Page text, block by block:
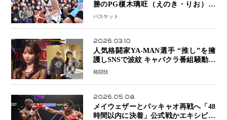
勝のPG榎木璃旺（えのき・りお）が
プロの現場へ―。
バスケット
2026.03.10
人気格闘家YA-MAN選手 “推し”を擁
護しSNSで波紋 キャバクラ番組騒動に
参戦…結果的にPR効果も？
格闘技
2026.05.08
メイウェザーとパッキャオ再戦へ「48
時間以内に決着」公式戦かエキシビシ